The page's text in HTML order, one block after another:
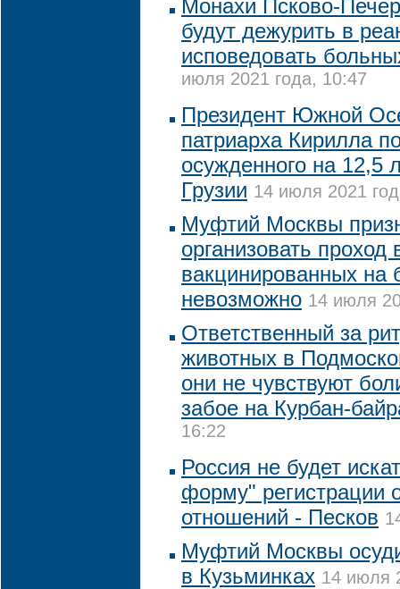
Монахи Псково-
будут дежурить в
исповедовать
июля 2021 года, 10:47
Президент Южной
патриарха Кирилла
осужденного на 12,5
Грузии 14 июля 2021
Муфтий Москвы
организовать
вакцинированных на
невозможно 14 июля
Ответственный за
животных в
они не чувствуют
забое на Курбан-
16:22
Россия не будет
форму" регистрации
отношений - Песков
Муфтий Москвы
в Кузьминках 14 июля